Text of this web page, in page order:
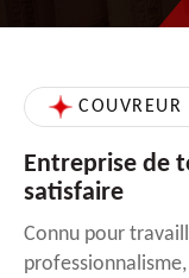
Entreprise de
satisfaire
Connu pour